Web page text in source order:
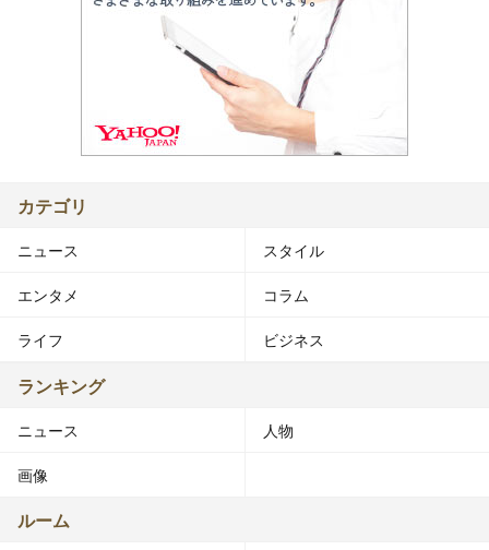
カテゴリ
ニュース スタイル
エンタメ コラム
ライフ ビジネス
ランキング
ニュース 人物
画像
ルーム